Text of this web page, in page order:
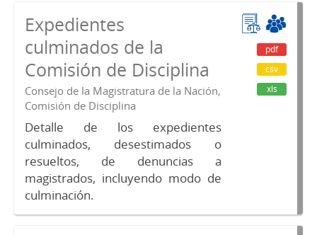
Expedientes
culminados de la
Comisión de Disciplina
Consejo de la Magistratura de la Nación,
Comisión de Disciplina
Detalle de los expedientes
culminados, desestimados o
resueltos, de denuncias a
magistrados, incluyendo modo de
culminación.
pdf
csv
xls